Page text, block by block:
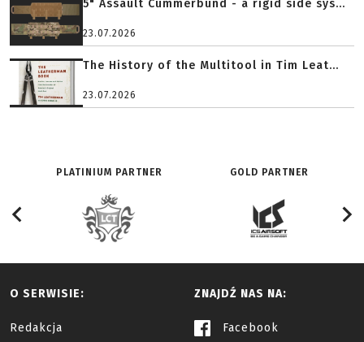
5" Assault Cummerbund - a rigid side sys...
23.07.2026
The History of the Multitool in Tim Leat...
23.07.2026
PLATINIUM PARTNER GOLD PARTNER
O SERWISIE:
Redakcja
ZNAJDŹ NAS NA:
Facebook